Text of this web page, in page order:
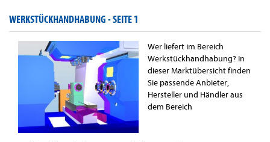
WERKSTÜCKHANDHABUNG -SEITE 1
Wer liefert im Bereich
Werkstückhandhabung? In
dieser Marktübersicht finden
Sie passende Anbieter,
Hersteller und Händler aus
dem Bereich